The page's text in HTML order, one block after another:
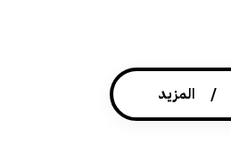
المزيد